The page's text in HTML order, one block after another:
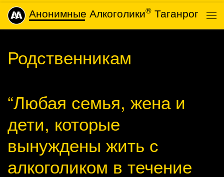
Skip to content
Анонимные Алкоголики® Таганрог
Родственникам
“Любая семья, жена и
дети, которые
вынуждены жить с
алкоголиком в течение